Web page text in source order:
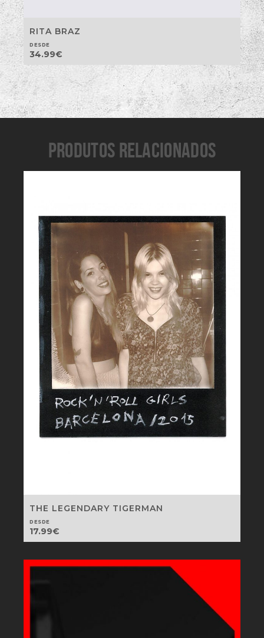
RITA BRAZ
DESDE
34.99€
PRODUTOS RELACIONADOS
THE LEGENDARY TIGERMAN
DESDE
17.99€